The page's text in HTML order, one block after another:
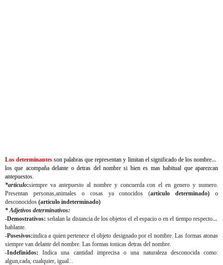
Los determinantes son palabras que representan y limitan el significado de los nombres a
los que acompaña delante o detras del nombre si bien es mas habitual que aparezcan
antepuestos.
*articulo:siempre va antepuesto al nombre y concuerda con el en genero y numero.
Presentan personas,animales o cosas ya conocidos (articulo determinado) o
desconocidos (articulo indeterminado)
* Adjetivos determinativos:
-Demostrativos:señalan la distancia de los objetos el el espacio o en el tiempo respecto al
hablante.
-Posesivos:indica a quien pertenece el objeto designado por el nombre. Las formas atonas
siempre van delante del nombre. Las formas tonicas detras del nombre.
-Indefinidos: Indica una cantidad imprecisa o una naturaleza desconocida como:
algun,cada, cualquier, igual...